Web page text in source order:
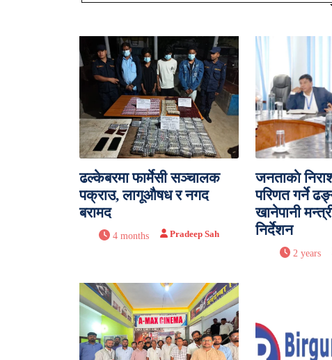
ढल्केबरमा फार्मेसी सञ्चालक
पक्राउ, लागूऔषध र नगद
बरामद
4 months Pradeep Sah
जनताकाे
परिणत गर्ने
खानेपानी
निर्देशन
2 years